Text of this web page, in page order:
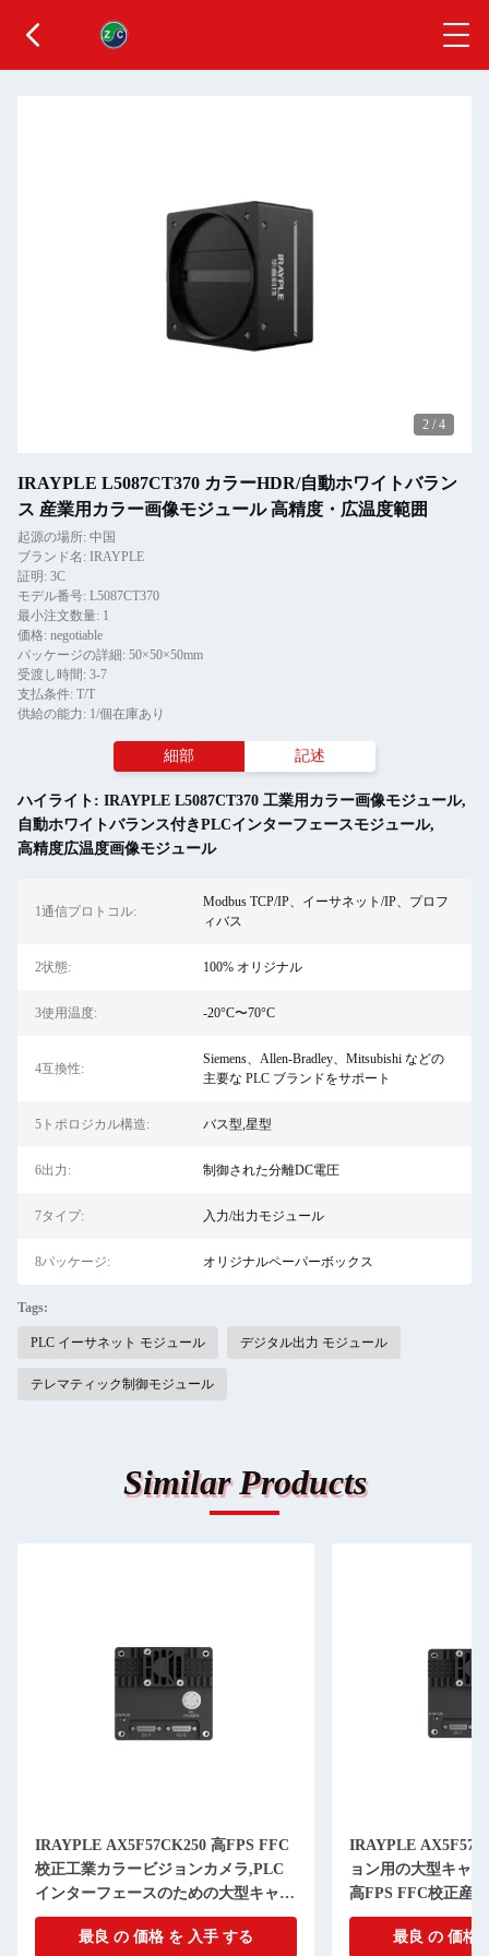
2 / 4
IRAYPLE L5087CT370 カラーHDR/自動ホワイトバラン
ス 産業用カラー画像モジュール 高精度・広温度範囲
起源の場所: 中国
ブランド名: IRAYPLE
証明: 3C
モデル番号: L5087CT370
最小注文数量: 1
価格: negotiable
パッケージの詳細: 50×50×50mm
受渡し時間: 3-7
支払条件: T/T
供給の能力: 1/個在庫あり
細部 記述
ハイライト: IRAYPLE L5087CT370 工業用カラー画像モジュール,
自動ホワイトバランス付きPLCインターフェースモジュール,
高精度広温度画像モジュール
1通信プロトコル:
Modbus TCP/IP、イーサネット/IP、プロフ
ィバス
2状態: 100% オリジナル
3使用温度: -20°C〜70°C
4互換性:
Siemens、Allen-Bradley、Mitsubishi などの
主要な PLC ブランドをサポート
5トポロジカル構造: バス型,星型
6出力: 制御された分離DC電圧
7タイプ: 入力/出力モジュール
8パッケージ: オリジナルペーパーボックス
Tags:
PLC イーサネット モジュール デジタル出力 モジュール
テレマティック制御モジュール
Similar Products
IRAYPLE AX5F57CK250 高FPS FFC
校正工業カラービジョンカメラ,PLC
インターフェースのための大型キャッ
シュ安定性
最良 の 価格 を 入手 する
IRAYPLE
ョン用の大型キャ
高FPS FFC校正産
最良 の 価格